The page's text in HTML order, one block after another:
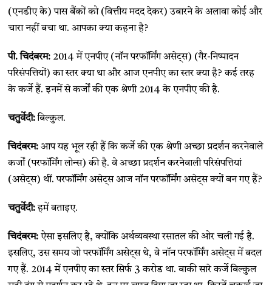
(एनडीए के) पास बैंकों को (वित्तीय मदद देकर) उबारने के अलावा कोई और
चारा नहीं बचा था. आपका क्या कहना है?
पी. चिदंबरम: 2014 में एनपीए (नॉन परफॉर्मिंग असेट्स) (गैर-निष्पादन
परिसंपत्तियों) का स्तर क्या था और आज एनपीए का स्तर क्या है? कई तरह
के कर्जे हैं. इनमें से कर्जों की एक श्रेणी 2014 के एनपीए की है.
चतुर्वेदी:बिल्कुल.
चिदंबरम: आप यह भूल रही हैं कि कर्जे की एक श्रेणी अच्छा प्रदर्शन करनेवाले
कर्जों (परफॉर्मिंग लोन्स) की है. वे अच्छा प्रदर्शन करनेवाली परिसंपत्तियां
(असेट्स) थीं. परफॉर्मिंग असेट्स आज नॉन परफॉर्मिंग असेट्स क्यों बन गए हैं?
चतुर्वेदी:हमें बताइए.
चिदंबरम: ऐसा इसलिए है, क्योंकि अर्थव्यवस्था रसातल की ओर चली गई है.
इसलिए, उस समय जो परफॉर्मिंग असेट्स थे, वे नॉन परफॉर्मिंग असेट्स में बदल
गए हैं. 2014 में एनपीए का स्तर सिर्फ 3 करोड था. बाकी सारे कर्जे बिल्कुल